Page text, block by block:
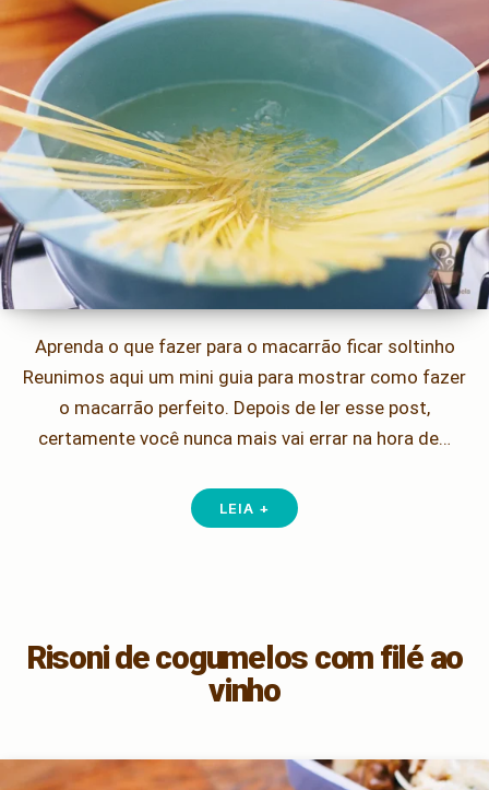
Aprenda o que fazer para o macarrão ficar soltinho
Reunimos aqui um mini guia para mostrar como fazer
o macarrão perfeito. Depois de ler esse post,
certamente você nunca mais vai errar na hora de…
LEIA +
Risoni de cogumelos com filé ao
vinho